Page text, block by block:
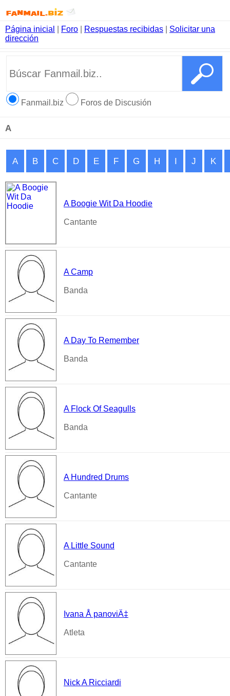
Página inicial Foro Respuestas recibidas
Solicitar una
dirección
Fanmail.biz Foros de Discusión
A
A B C D E F G H I J K
A Boogie Wit Da Hoodie
Cantante
A Camp
Banda
A Day To Remember
Banda
A Flock Of Seagulls
Banda
A Hundred Drums
Cantante
A Little Sound
Cantante
Ivana Å panoviÄ‡
Atleta
Nick A Ricciardi